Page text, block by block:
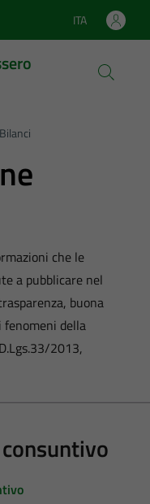
Lingua attiva:
ITA
Bilanci
che le
a pubblicare nel
buona
fenomeni della
2013,